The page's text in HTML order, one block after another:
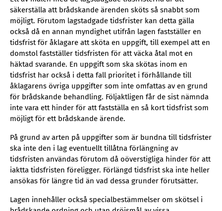
säkerställa att brådskande ärenden sköts så snabbt som
möjligt. Förutom lagstadgade tidsfrister kan detta gälla
också då en annan myndighet utifrån lagen fastställer en
tidsfrist för åklagare att sköta en uppgift, till exempel att en
domstol fastställer tidsfristen för att väcka åtal mot en
häktad svarande. En uppgift som ska skötas inom en
tidsfrist har också i detta fall prioritet i förhållande till
åklagarens övriga uppgifter som inte omfattas av en grund
för brådskande behandling. Följaktligen får de sist nämnda
inte vara ett hinder för att fastställa en så kort tidsfrist som
möjligt för ett brådskande ärende.
På grund av arten på uppgifter som är bundna till tidsfrister
ska inte den i lag eventuellt tillåtna förlängning av
tidsfristen användas förutom då oöverstigliga hinder för att
iaktta tidsfristen föreligger. Förlängd tidsfrist ska inte heller
ansökas för längre tid än vad dessa grunder förutsätter.
Lagen innehåller också specialbestämmelser om skötsel i